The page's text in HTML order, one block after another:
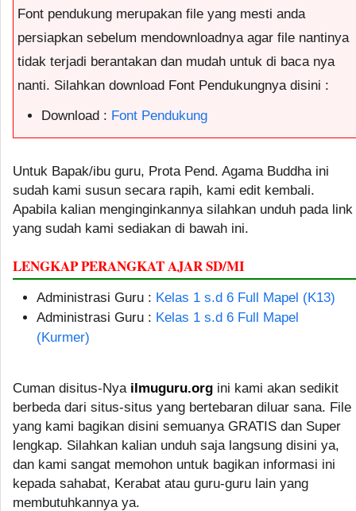
Font pendukung merupakan file yang mesti anda
persiapkan sebelum mendownloadnya agar file nantinya
tidak terjadi berantakan dan mudah untuk di baca nya
nanti. Silahkan download Font Pendukungnya disini :
Download : Font Pendukung
Untuk Bapak/ibu guru, Prota Pend. Agama Buddha ini
sudah kami susun secara rapih, kami edit kembali.
Apabila kalian menginginkannya silahkan unduh pada link
yang sudah kami sediakan di bawah ini.
LENGKAP PERANGKAT AJAR SD/MI
Administrasi Guru : Kelas 1 s.d 6 Full Mapel (K13)
Administrasi Guru : Kelas 1 s.d 6 Full Mapel
(Kurmer)
Cuman disitus-Nya ilmuguru.org ini kami akan sedikit
berbeda dari situs-situs yang bertebaran diluar sana. File
yang kami bagikan disini semuanya GRATIS dan Super
lengkap. Silahkan kalian unduh saja langsung disini ya,
dan kami sangat memohon untuk bagikan informasi ini
kepada sahabat, Kerabat atau guru-guru lain yang
membutuhkannya ya.